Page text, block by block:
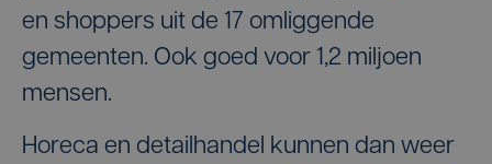
en shoppers uit de 17 omliggende
gemeenten. Ook goed voor 1,2 miljoen
mensen.
Horeca en detailhandel kunnen dan weer